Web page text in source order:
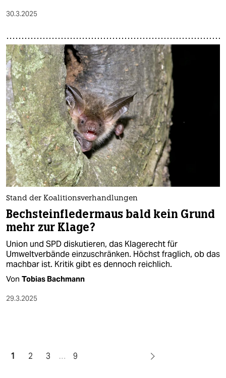
30.3.2025
Stand der Koalitionsverhandlungen
Bechsteinfledermaus bald kein Grund
mehr zur Klage?
Union und SPD diskutieren, das Klagerecht für
Umweltverbände einzuschränken. Höchst fraglich, ob das
machbar ist. Kritik gibt es dennoch reichlich.
Von Tobias Bachmann
29.3.2025
1 2 3 … 9